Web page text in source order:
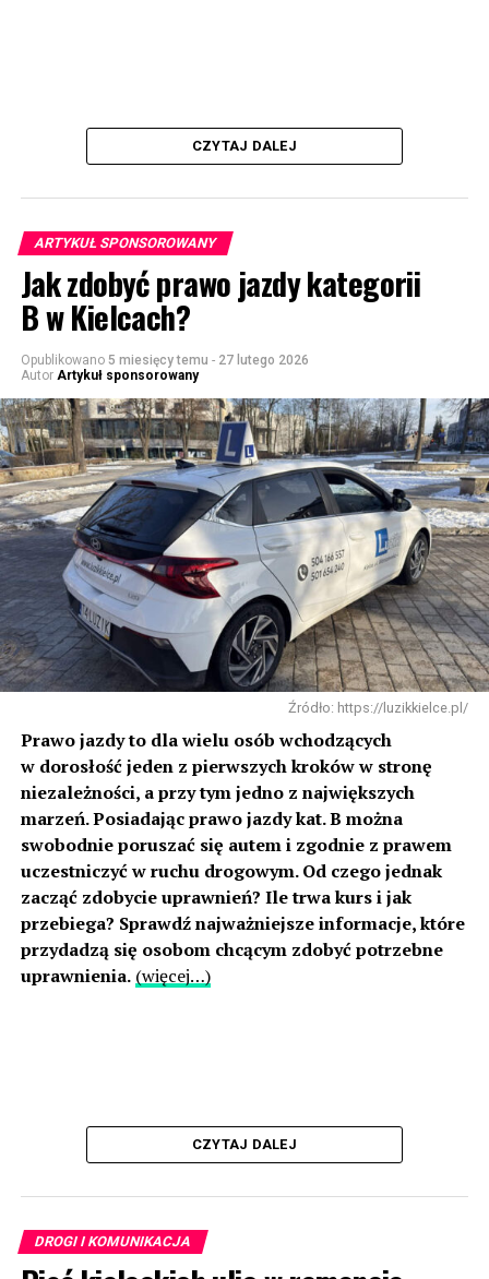
CZYTAJ DALEJ
ARTYKUŁ SPONSOROWANY
Jak zdobyć prawo jazdy kategorii
B w Kielcach?
Opublikowano 5 miesięcy temu - 27 lutego 2026
Autor Artykuł sponsorowany
Źródło: https://luzikkielce.pl/
Prawo jazdy to dla wielu osób wchodzących
w dorosłość jeden z pierwszych kroków w stronę
niezależności, a przy tym jedno z największych
marzeń. Posiadając prawo jazdy kat. B można
swobodnie poruszać się autem i zgodnie z prawem
uczestniczyć w ruchu drogowym. Od czego jednak
zacząć zdobycie uprawnień? Ile trwa kurs i jak
przebiega? Sprawdź najważniejsze informacje, które
przydadzą się osobom chcącym zdobyć potrzebne
uprawnienia. (więcej…)
CZYTAJ DALEJ
DROGI I KOMUNIKACJA